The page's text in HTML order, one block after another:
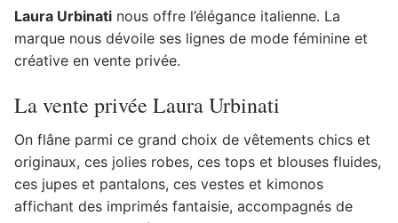
Laura Urbinati nous offre l’élégance italienne. La
marque nous dévoile ses lignes de mode féminine et
créative en vente privée.
La vente privée Laura Urbinati
On flâne parmi ce grand choix de vêtements chics et
originaux, ces jolies robes, ces tops et blouses fluides,
ces jupes et pantalons, ces vestes et kimonos
affichant des imprimés fantaisie, accompagnés de